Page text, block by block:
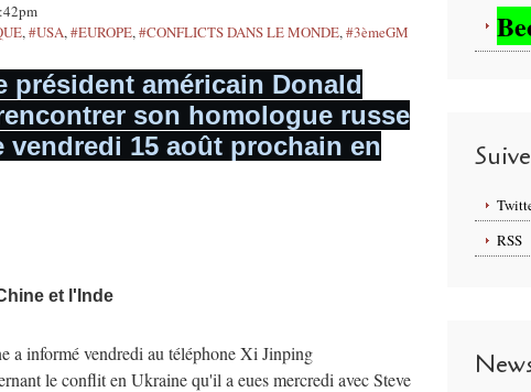
,#USA,#EUROPE,#CONFLICTS DANS LE MONDE,#3èmeGM
président américain Donald
son homologue russe
15 août prochain en
et l'Inde
a informé vendredi au téléphone Xi Jinping
le conflit en Ukraine qu'il a eues mercredi avec Steve
RSS